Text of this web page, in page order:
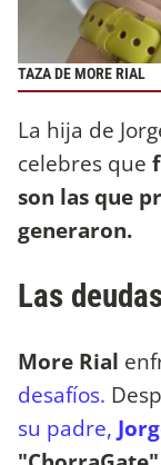
TAZA DE MORE RIAL
La hija de
celebres que
son las que
generaron.
Las
More Rial
desafíos.
su padre,